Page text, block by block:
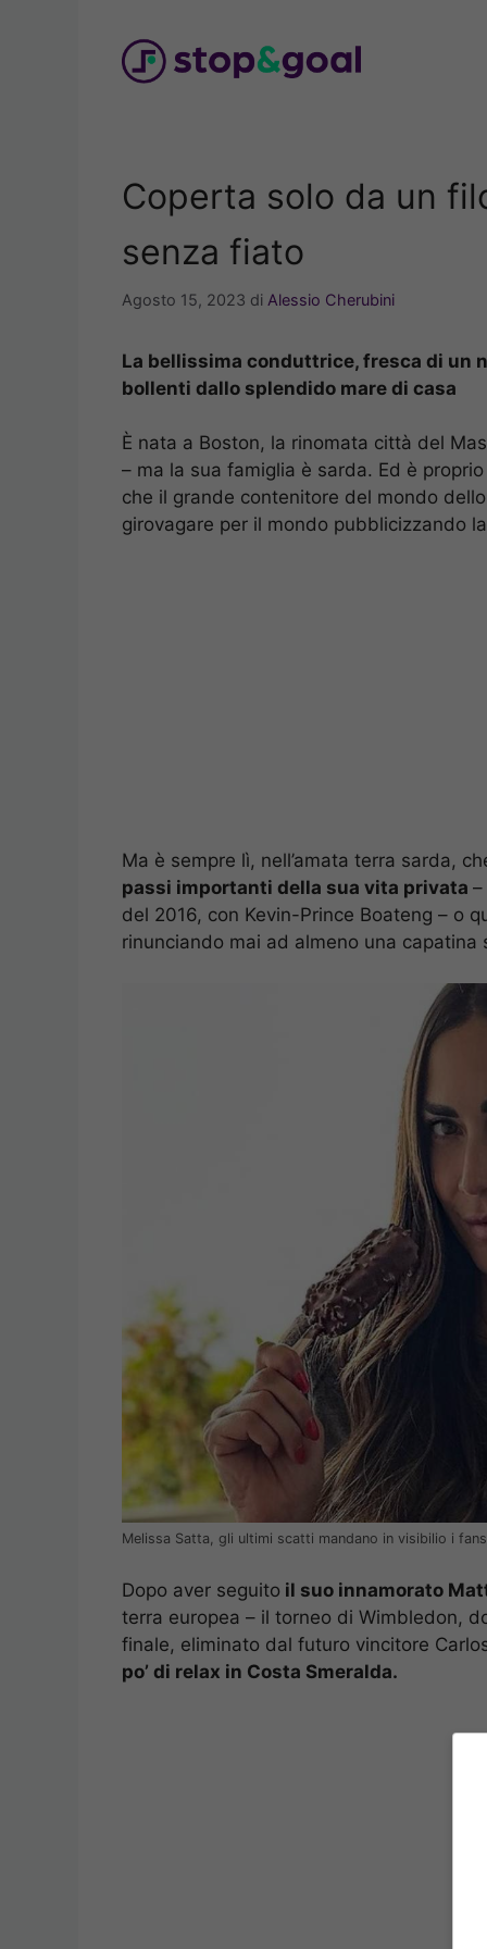
Coperta solo da un
senza fiato
Agosto 15, 2023 di Alessio Cherubini
La bellissima conduttrice, fresca di un
bollenti dallo splendido mare di casa
È nata a Boston, la rinomata città del
– ma la sua famiglia è sarda. Ed è
che il grande contenitore del mondo
girovagare per il mondo pubblicizzando
Ma è sempre lì, nell’amata terra sarda,
passi importanti della sua vita privata
del 2016, con Kevin-Prince Boateng – o
rinunciando mai ad almeno una
Melissa Satta, gli ultimi scatti mandano in visibilio i
Dopo aver seguito il suo innamorato
terra europea – il torneo di Wimbledon,
finale, eliminato dal futuro vincitore
po’ di relax in Costa Smeralda.